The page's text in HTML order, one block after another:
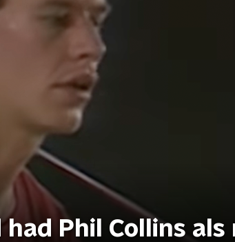
Phil Collins als